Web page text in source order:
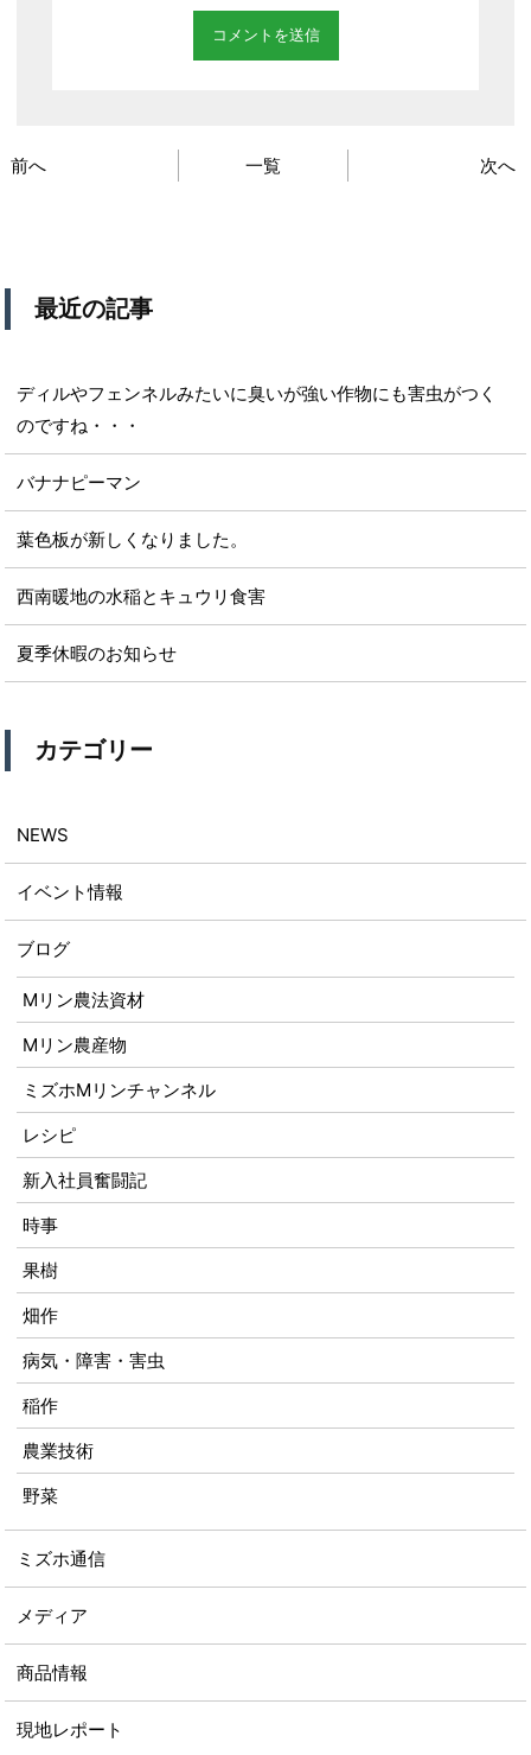
前へ 一覧 次へ
最近の記事
ディルやフェンネルみたいに臭いが強い作物にも害虫がつく
のですね・・・
バナナピーマン
葉色板が新しくなりました。
西南暖地の水稲とキュウリ食害
夏季休暇のお知らせ
カテゴリー
NEWS
イベント情報
ブログ
Mリン農法資材
Mリン農産物
ミズホMリンチャンネル
レシピ
新入社員奮闘記
時事
果樹
畑作
病気・障害・害虫
稲作
農業技術
野菜
ミズホ通信
メディア
商品情報
現地レポート